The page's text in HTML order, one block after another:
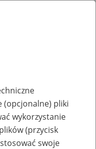
(opcjonalne) pliki
wykorzystanie
(przycisk
swoje